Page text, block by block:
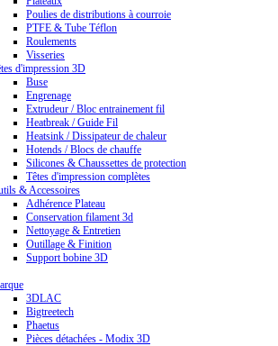
Poulies de distributions à courroie
PTFE & Tube Téflon
Roulements
Visseries
d'impression 3D
Buse
Engrenage
Extrudeur / Bloc entrainement fil
Heatbreak / Guide Fil
Heatsink / Dissipateur de chaleur
Hotends / Blocs de chauffe
Silicones & Chaussettes de protection
Têtes d'impression complètes
& Accessoires
Adhérence Plateau
Conservation filament 3d
Nettoyage & Entretien
Outillage & Finition
Support bobine 3D
3DLAC
Bigtreetech
Phaetus
Pièces détachées - Modix 3D